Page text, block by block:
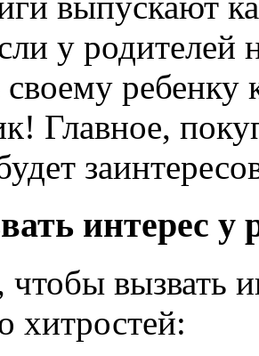
у родителей
своему
Главное,
интерес у
чтобы вызвать
хитростей: